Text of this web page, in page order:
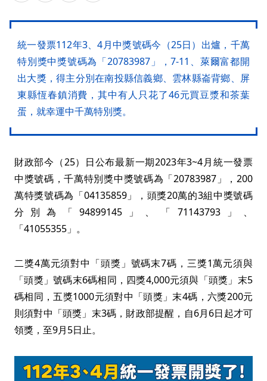
統一發票112年3、4月中獎號碼今（25日）出爐，千萬
特別獎中獎號碼為「20783987」，7-11、萊爾富都開
出大獎，得主分別在南投縣信義鄉、雲林縣崙背鄉、屏
東縣恆春鎮消費，其中有人只花了46元買豆漿和茶葉
蛋，就幸運中千萬特別獎。
財政部今（25）日公布最新一期2023年3~4月統一發票
中獎號碼，千萬特別獎中獎號碼為「20783987」，200
萬特獎號碼為「04135859」，頭獎20萬的3組中獎號碼
分別為「94899145」、「71143793」、
「41055355」。
二獎4萬元須對中「頭獎」號碼末7碼，三獎1萬元須與
「頭獎」號碼末6碼相同，四獎4,000元須與「頭獎」末5
碼相同，五獎1000元須對中「頭獎」末4碼，六獎200元
則須對中「頭獎」末3碼，財政部提醒，自6月6日起才可
領獎，至9月5日止。